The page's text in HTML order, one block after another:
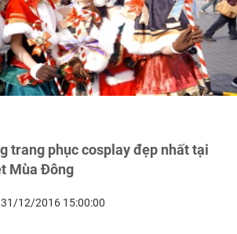
trang phục cosplay đẹp nhất tại
Mùa Đông
31/12/2016 15:00:00